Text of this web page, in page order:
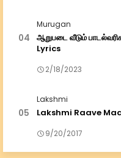
Murugan
ஆறுபடை வீடும்
Lyrics
2/18/2023
Lakshmi
Lakshmi Raave
9/20/2017